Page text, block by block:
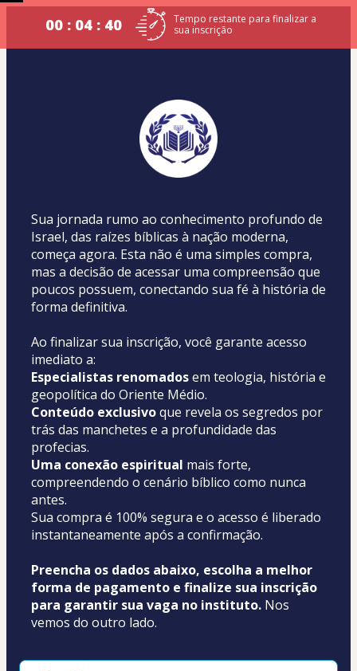
00 : 04 : 39
Tempo restante para finalizar a
sua inscrição
Sua jornada rumo ao conhecimento profundo de
Israel, das raízes bíblicas à nação moderna,
começa agora. Esta não é uma simples compra,
mas a decisão de acessar uma compreensão que
poucos possuem, conectando sua fé à história de
forma definitiva.
Ao finalizar sua inscrição, você garante acesso
imediato a:
Especialistas renomados em teologia, história e
geopolítica do Oriente Médio.
Conteúdo exclusivo que revela os segredos por
trás das manchetes e a profundidade das
profecias.
Uma conexão espiritual mais forte,
compreendendo o cenário bíblico como nunca
antes.
Sua compra é 100% segura e o acesso é liberado
instantaneamente após a confirmação.
Preencha os dados abaixo, escolha a melhor
forma de pagamento e finalize sua inscrição
para garantir sua vaga no instituto. Nos
vemos do outro lado.